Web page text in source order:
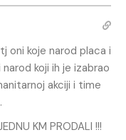
oni koje narod placa i
koji ih je izabrao
akciji i time
KM PRODALI !!!